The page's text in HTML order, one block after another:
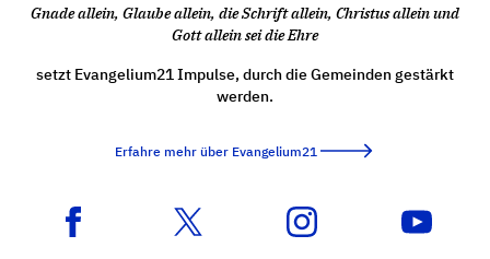
Gnade allein, Glaube allein, die Schrift allein, Christus allein und
Gott allein sei die Ehre
setzt Evangelium21 Impulse, durch die Gemeinden gestärkt
werden.
Erfahre mehr über Evangelium21